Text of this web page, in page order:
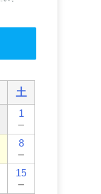
土
1
－
8
－
15
－